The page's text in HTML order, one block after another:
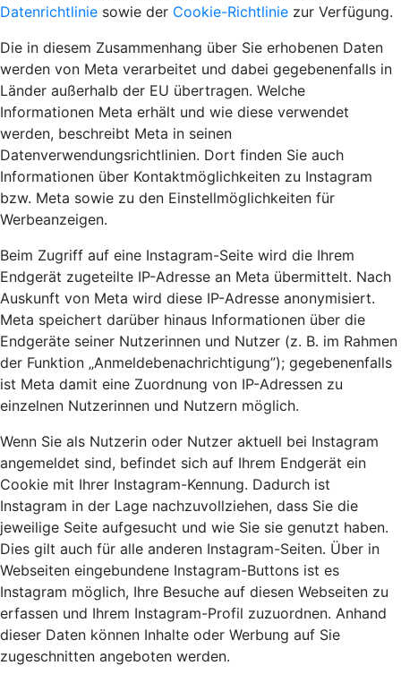
Datenrichtlinie sowie der Cookie-Richtlinie zur Verfügung.
Die in diesem Zusammenhang über Sie erhobenen Daten
werden von Meta verarbeitet und dabei gegebenenfalls in
Länder außerhalb der EU übertragen. Welche
Informationen Meta erhält und wie diese verwendet
werden, beschreibt Meta in seinen
Datenverwendungsrichtlinien. Dort finden Sie auch
Informationen über Kontaktmöglichkeiten zu Instagram
bzw. Meta sowie zu den Einstellmöglichkeiten für
Werbeanzeigen.
Beim Zugriff auf eine Instagram-Seite wird die Ihrem
Endgerät zugeteilte IP-Adresse an Meta übermittelt. Nach
Auskunft von Meta wird diese IP-Adresse anonymisiert.
Meta speichert darüber hinaus Informationen über die
Endgeräte seiner Nutzerinnen und Nutzer (z. B. im Rahmen
der Funktion „Anmeldebenachrichtigung”); gegebenenfalls
ist Meta damit eine Zuordnung von IP-Adressen zu
einzelnen Nutzerinnen und Nutzern möglich.
Wenn Sie als Nutzerin oder Nutzer aktuell bei Instagram
angemeldet sind, befindet sich auf Ihrem Endgerät ein
Cookie mit Ihrer Instagram-Kennung. Dadurch ist
Instagram in der Lage nachzuvollziehen, dass Sie die
jeweilige Seite aufgesucht und wie Sie sie genutzt haben.
Dies gilt auch für alle anderen Instagram-Seiten. Über in
Webseiten eingebundene Instagram-Buttons ist es
Instagram möglich, Ihre Besuche auf diesen Webseiten zu
erfassen und Ihrem Instagram-Profil zuzuordnen. Anhand
dieser Daten können Inhalte oder Werbung auf Sie
zugeschnitten angeboten werden.